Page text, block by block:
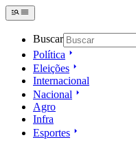
Buscar
Política
Eleições
Internacional
Nacional
Agro
Infra
Esportes